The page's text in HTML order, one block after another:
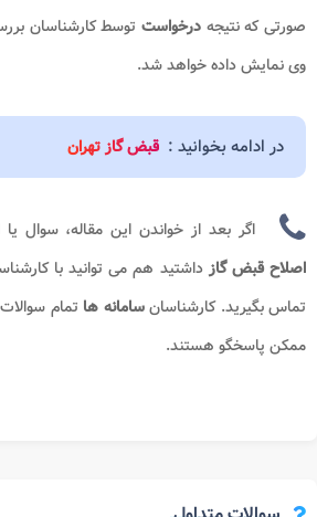
صورتی که نتیجه درخواست توسط کارشناسان
وی نمایش داده خواهد شد.
در ادامه بخوانید : قبض گاز تهران
اگر بعد از خواندن این مقاله، سوال
اصلاح قبض گازداشتید هم می توانید با
تماس بگیرید. کارشناسانسامانه ها تمام
ممکن پاسخگو هستند.